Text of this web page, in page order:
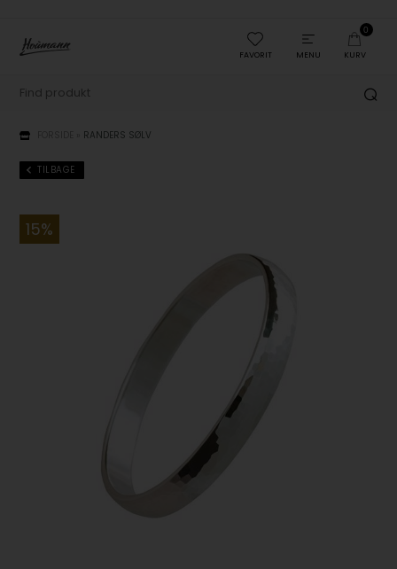
FAVORIT MENU
0
KURV
RANDERS SØLV
TILBAGE
15%